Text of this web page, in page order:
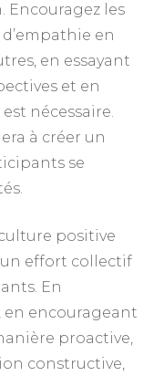
Encouragez les
en
en essayant
et en
nécessaire.
à créer un
se
positive
effort collectif
En
en encourageant
proactive,
constructive,